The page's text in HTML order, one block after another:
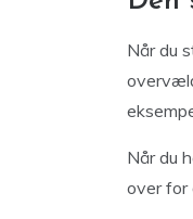
Når du
Når du
over for